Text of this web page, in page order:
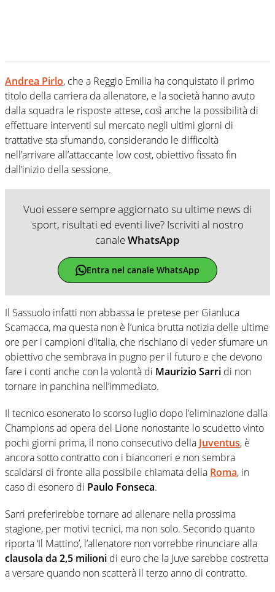
Andrea Pirlo, che a Reggio Emilia ha conquistato il primo
titolo della carriera da allenatore, e la società hanno avuto
dalla squadra le risposte attese, così anche la possibilità di
effettuare interventi sul mercato negli ultimi giorni di
trattative sta sfumando, considerando le difficoltà
nell’arrivare all’attaccante low cost, obiettivo fissato fin
dall’inizio della sessione.
Vuoi essere sempre aggiornato su ultime news di
sport, risultati ed eventi live? Iscriviti al nostro
canaleWhatsApp
Entra nel canale WhatsApp
Il Sassuolo infatti non abbassa le pretese per Gianluca
Scamacca, ma questa non è l’unica brutta notizia delle ultime
ore per i campioni d’Italia, che rischiano di veder sfumare un
obiettivo che sembrava in pugno per il futuro e che devono
fare i conti anche con la volontà di Maurizio Sarri di non
tornare in panchina nell’immediato.
Il tecnico esonerato lo scorso luglio dopo l’eliminazione dalla
Champions ad opera del Lione nonostante lo scudetto vinto
pochi giorni prima, il nono consecutivo della Juventus, è
ancora sotto contratto con i bianconeri e non sembra
scaldarsi di fronte alla possibile chiamata della Roma, in
caso di esonero di Paulo Fonseca.
Sarri preferirebbe tornare ad allenare nella prossima
stagione, per motivi tecnici, ma non solo. Secondo quanto
riporta ‘Il Mattino’, l’allenatore non vorrebbe rinunciare alla
clausola da 2,5 milioni di euro che la Juve sarebbe costretta
a versare quando non scatterà il terzo anno di contratto.